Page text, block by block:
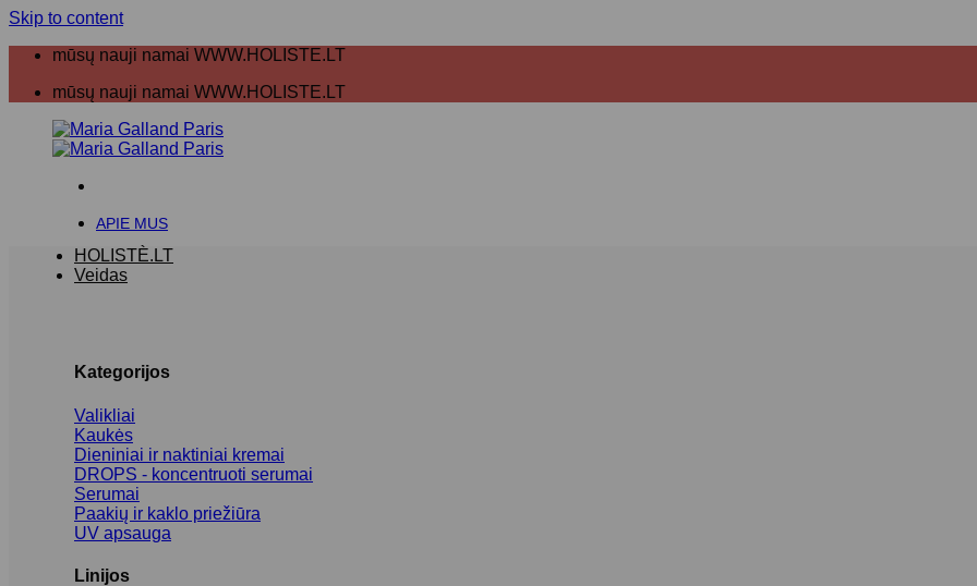
Skip to content
mūsų nauji namai WWW.HOLISTE.LT
mūsų nauji namai WWW.HOLISTE.LT
APIE MUS
HOLISTÈ.LT
Veidas
Kategorijos
Valikliai
Kaukės
Dieniniai ir naktiniai kremai
DROPS - koncentruoti serumai
Serumai
Paakių ir kaklo priežiūra
UV apsauga
Linijos